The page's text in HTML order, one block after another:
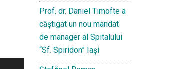
Prof. dr. Daniel Timofte a
câștigat un nou mandat
de manager al Spitalului
“Sf. Spiridon” Iași